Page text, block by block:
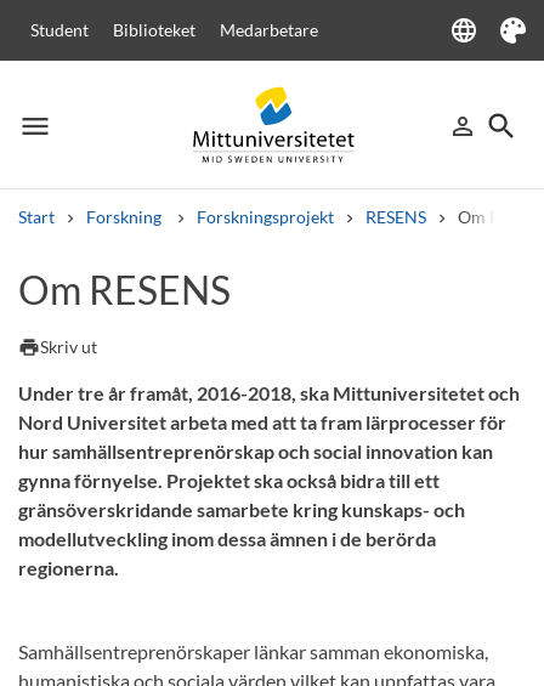
Student Biblioteket Medarbetare language
Language
Tema
menu
Meny person_outline
Logga in
search
Sök
Start Forskning Forskningsprojekt RESENS Om
Andra söktjänster
Kurser och program
Om RESENS
printSkriv ut
Under tre år framåt, 2016-2018, ska Mittuniversitetet och
Nord Universitet arbeta med att ta fram lärprocesser för
hur samhällsentreprenörskap och social innovation kan
gynna förnyelse. Projektet ska också bidra till ett
gränsöverskridande samarbete kring kunskaps- och
modellutveckling inom dessa ämnen i de berörda
regionerna.
Samhällsentreprenörskaper länkar samman ekonomiska,
humanistiska och sociala värden vilket kan uppfattas vara